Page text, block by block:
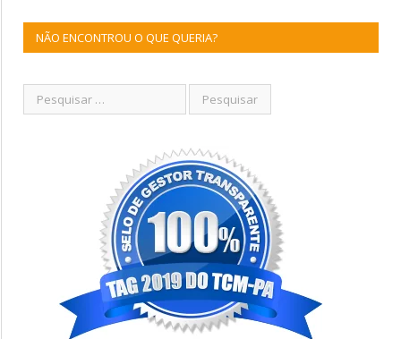
NÃO ENCONTROU O QUE QUERIA?